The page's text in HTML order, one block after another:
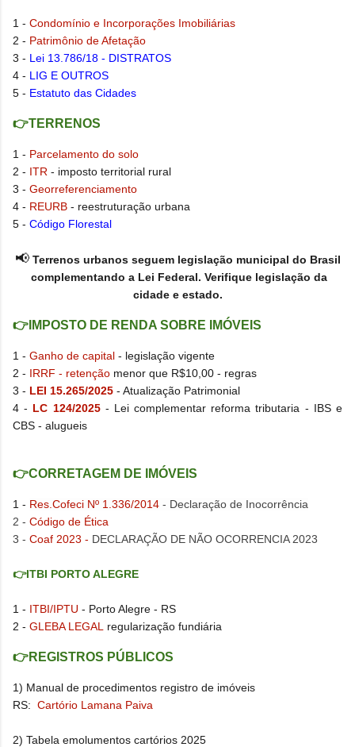
1 - Condomínio e Incorporações Imobiliárias
2 - Patrimônio de Afetação
3 - Lei 13.786/18 - DISTRATOS
4 - LIG E OUTROS
5 - Estatuto das Cidades
👉TERRENOS
1 - Parcelamento do solo
2 - ITR - imposto territorial rural
3 - Georreferenciamento
4 - REURB - reestruturação urbana
5 - Código Florestal
📢 Terrenos urbanos seguem legislação municipal do Brasil
complementando a Lei Federal. Verifique legislação da
cidade e estado.
👉IMPOSTO DE RENDA SOBRE IMÓVEIS
1 - Ganho de capital - legislação vigente
2 - IRRF - retenção menor que R$10,00 - regras
3 - LEI 15.265/2025 - Atualização Patrimonial
4 - LC 124/2025 - Lei complementar reforma tributaria - IBS e
CBS - alugueis
👉CORRETAGEM DE IMÓVEIS
1 - Res.Cofeci Nº 1.336/2014 - Declaração de Inocorrência
2 - Código de Ética
3 - Coaf 2023 - DECLARAÇÃO DE NÃO OCORRENCIA 2023
👉ITBI PORTO ALEGRE
1 - ITBI/IPTU - Porto Alegre - RS
2 - GLEBA LEGAL regularização fundiária
👉REGISTROS PÚBLICOS
1) Manual de procedimentos registro de imóveis
RS: Cartório Lamana Paiva
2) Tabela emolumentos cartórios 2025